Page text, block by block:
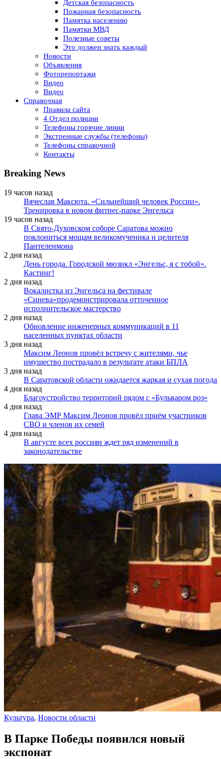
Детская безопасность
Пожарная безопасность
Памятка населению
Памятки МВД
Полезные советы
Это должен знать каждый
Новости
Объявления
Фоторепортажи
Видео
Видео
Справочная
Правила сайта
4 Отдел полиции
Телефоны горячие линии
Экстренные службы (телефоны)
Телефоны справочной
Контакты
Breaking News
19 часов назад
Вячеслав Максюта. «Сильнейший человек России».
Тренировка в новом фитнес-парке Энгельса
19 часов назад
В Свято-Духовском соборе Саратова можно
поклониться мощам великомученика и целителя
Пантелеимона
2 дня назад
День города. Городской мюзикл «Энгельс, я с тобой».
Кастинг!
2 дня назад
Вокалистка из Энгельса на фестивале
«Синева»продемонстрировала отточенное
исполнительское мастерство
2 дня назад
Обновление инженерных коммуникаций в 11
населенных пунктах области
3 дня назад
Максим Леонов провёл встречу с жителями, чье
имущество пострадало в результате атаки БПЛА
3 дня назад
В Саратовской области ожидается жаркая и сухая погода
4 дня назад
Благоустройство территорий рядом с «Бульваром роз»
4 дня назад
Глава ЭМР Максим Леонов провёл приём участников
СВО и членов их семей
4 дня назад
В августе всех россиян ждет ряд изменений в
законодательстве
Культура, Новости области
В Парке Победы появился новый
экспонат